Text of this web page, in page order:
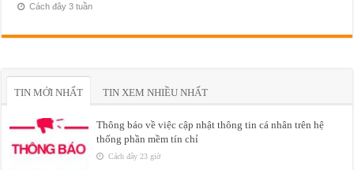
Cách đây 3 tuần
TIN MỚI NHẤT TIN XEM NHIỀU NHẤT
Thông báo về việc cập nhật thông tin cá nhân trên hệ
thống phần mềm tín chỉ
Cách đây 23 giờ